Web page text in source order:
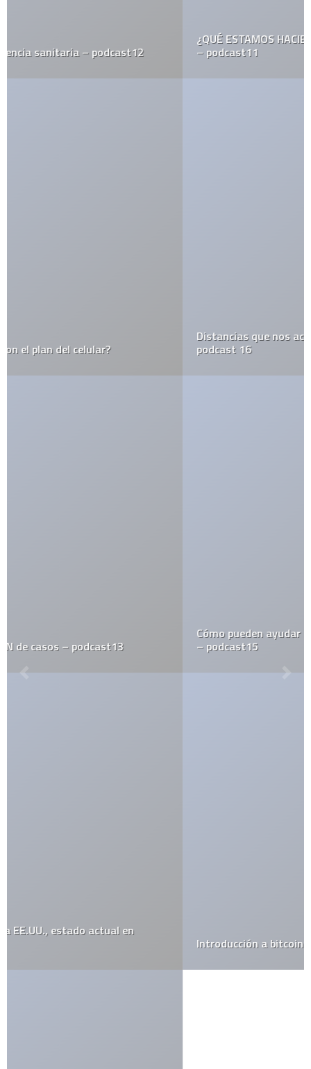
¿QUÉ ESTAMOS HACIENDO CON LAS REDES SOCIALES?
– podcast11
Distancias que nos acercan en estos tiempos únicos –
podcast 16
Cómo pueden ayudar las impresoras 3D a salvar vidas
– podcast15
Introducción a bitcoin y las cryptomonedas en 2021